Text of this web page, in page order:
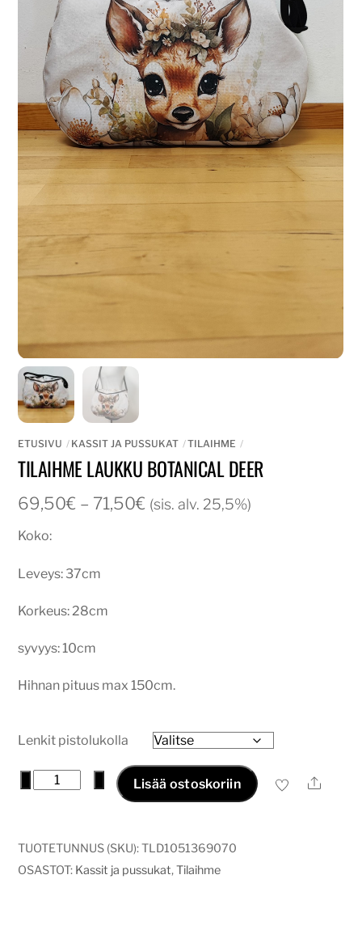
ETUSIVU KASSIT JA PUSSUKAT TILAIHME
TILAIHME LAUKKU BOTANICAL DEER
69,50€ – 71,50€ Hintaluokka:
(sis. alv. 25,5%)
Koko:
Leveys: 37cm
Korkeus: 28cm
syvyys: 10cm
Hihnan pituus max 150cm.
Lenkit pistolukolla
Tilaihme
deer
määrä
Lisää ostoskoriin Ale
TUOTETUNNUS (SKU):TLD1051369070
OSASTOT: Kassit ja pussukat,Tilaihme